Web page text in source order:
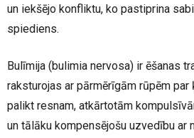
un iekšējo konfliktu, ko pastiprina
spiediens.
Bulīmija (bulimia nervosa) ir ēšanas
raksturojas ar pārmērīgām rūpēm par
palikt resnam, atkārtotām
un tālāku kompensējošu uzvedību ar